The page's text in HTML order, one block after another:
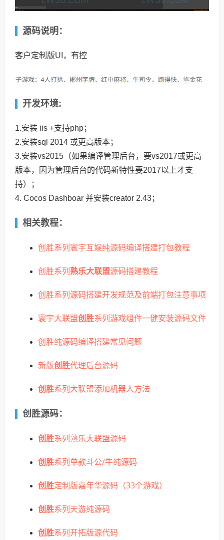
源码说明：
客户定制版UI，有控
开发环境:
1.安装 iis +支持php；
2.安装sql 2014 或更高版本；
3.安装vs2015（如果编译管理后台，要vs2017或更高
版本，因为管理后台的代码新特性要2017以上才支
持）；
4. Cocos Dashboar 并安装creator 2.43；
相关教程：
创胜系列寰宇互娱纯源码编译搭建打包教程
创胜系列熟乐大联盟源码搭建教程
创胜系列源码搭建开发规范及前端打包注意事项
寰宇大联盟创胜系列游戏组件一健安装源码文件
创胜纯源码编译搭建常见问题
新版创胜代理后台源码
创胜系列大联盟添加机器人方法
创胜源码：
创胜系列熟乐大联盟源码
创胜系列单款斗公/牛纯源码
创胜定制版嘉年华源码（33个游戏）
创胜系列天游纯源码
创胜系列开拓版源代码